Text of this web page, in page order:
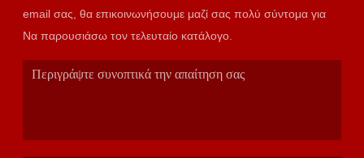
email σας, θα επικοινωνήσουμε μαζί σας πολύ σύντομα για
Να παρουσιάσω τον τελευταίο κατάλογο.